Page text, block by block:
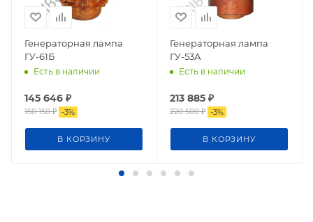
Генераторная лампа
ГУ-61Б
Есть в наличии
145 646 ₽
150 150₽ -3%
В КОРЗИНУ
Генераторная лампа
ГУ-53А
Есть в наличии
213 885 ₽
220 500₽ -3%
В КОРЗИНУ